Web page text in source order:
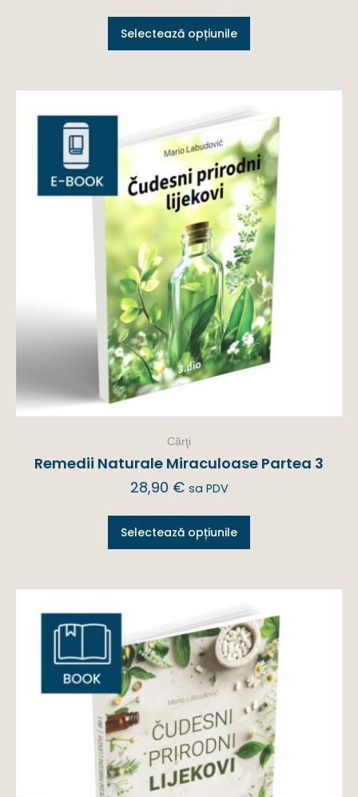
Selectează opțiunile
Cărţi
Remedii Naturale Miraculoase Partea 3
28,90 € sa PDV
Selectează opțiunile